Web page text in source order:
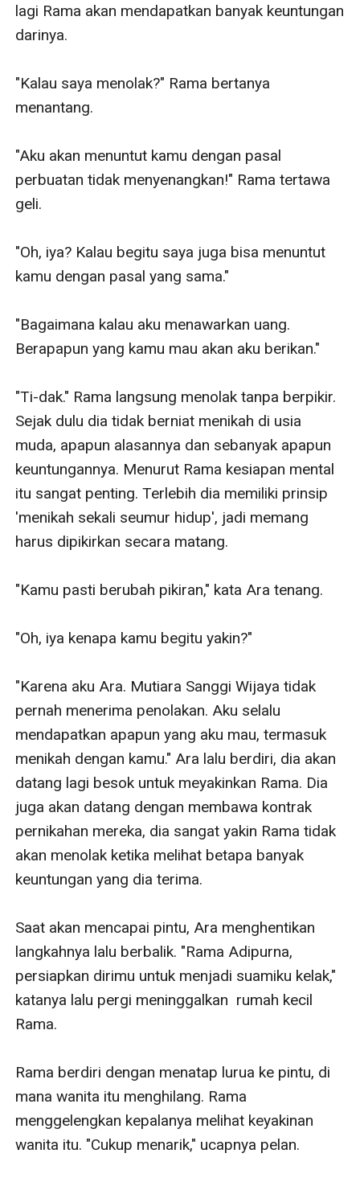
lagi Rama akan mendapatkan banyak keuntungan
darinya.
"Kalau saya menolak?" Rama bertanya
menantang.
"Aku akan menuntut kamu dengan pasal
perbuatan tidak menyenangkan!" Rama tertawa
geli.
"Oh, iya? Kalau begitu saya juga bisa menuntut
kamu dengan pasal yang sama."
"Bagaimana kalau aku menawarkan uang.
Berapapun yang kamu mau akan aku berikan."
"Ti-dak." Rama langsung menolak tanpa berpikir.
Sejak dulu dia tidak berniat menikah di usia
muda, apapun alasannya dan sebanyak apapun
keuntungannya. Menurut Rama kesiapan mental
itu sangat penting. Terlebih dia memiliki prinsip
'menikah sekali seumur hidup', jadi memang
harus dipikirkan secara matang.
"Kamu pasti berubah pikiran," kata Ara tenang.
"Oh, iya kenapa kamu begitu yakin?"
"Karena aku Ara. Mutiara Sanggi Wijaya tidak
pernah menerima penolakan. Aku selalu
mendapatkan apapun yang aku mau, termasuk
menikah dengan kamu." Ara lalu berdiri, dia akan
datang lagi besok untuk meyakinkan Rama. Dia
juga akan datang dengan membawa kontrak
pernikahan mereka, dia sangat yakin Rama tidak
akan menolak ketika melihat betapa banyak
keuntungan yang dia terima.
Saat akan mencapai pintu, Ara menghentikan
langkahnya lalu berbalik. "Rama Adipurna,
persiapkan dirimu untuk menjadi suamiku kelak,"
katanya lalu pergi meninggalkan  rumah kecil
Rama.
Rama berdiri dengan menatap lurua ke pintu, di
mana wanita itu menghilang. Rama
menggelengkan kepalanya melihat keyakinan
wanita itu. "Cukup menarik," ucapnya pelan.